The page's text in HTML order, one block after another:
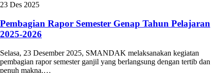
23 Des 2025
Pembagian Rapor Semester Genap Tahun Pelajaran
2025-2026
Selasa, 23 Desember 2025, SMANDAK melaksanakan kegiatan
pembagian rapor semester ganjil yang berlangsung dengan tertib dan
penuh makna.…